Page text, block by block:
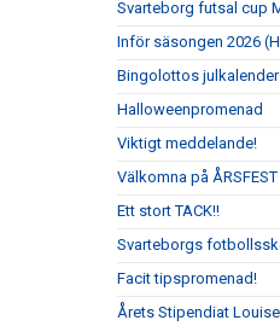
Svarteborg futsal cup
Inför säsongen 2026
Bingolottos julkalender
Halloweenpromenad
Viktigt meddelande!
Välkomna på ÅRSFEST
Ett stort TACK!!
Svarteborgs
Facit tipspromenad!
Årets Stipendiat